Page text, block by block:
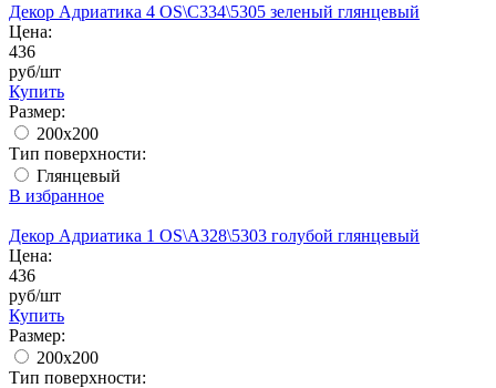
Декор Адриатика 4 OS\C334\5305 зеленый глянцевый
Цена:
436
руб/шт
Купить
Размер:
200x200
Тип поверхности:
Глянцевый
В избранное
Декор Адриатика 1 OS\A328\5303 голубой глянцевый
Цена:
436
руб/шт
Купить
Размер:
200x200
Тип поверхности: